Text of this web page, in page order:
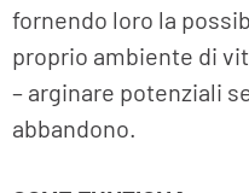
fornendo loro la
proprio ambiente di
– arginare potenziali
abbandono.